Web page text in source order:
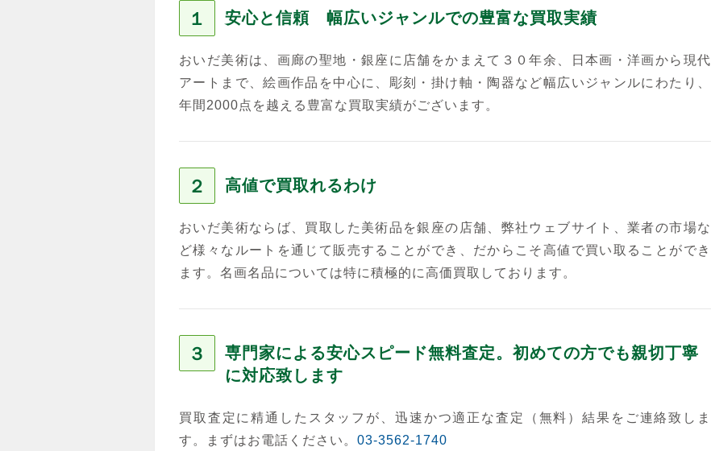
１ 安心と信頼 幅広いジャンルでの豊富な買取実績
おいだ美術は、画廊の聖地・銀座に店舗をかまえて３０年余、日本画・洋画から現代
アートまで、絵画作品を中心に、彫刻・掛け軸・陶器など幅広いジャンルにわたり、
年間2000点を越える豊富な買取実績がございます。
２ 高値で買取れるわけ
おいだ美術ならば、買取した美術品を銀座の店舗、弊社ウェブサイト、業者の市場な
ど様々なルートを通じて販売することができ、だからこそ高値で買い取ることができ
ます。名画名品については特に積極的に高価買取しております。
３
専門家による安心スピード無料査定。初めての方でも親切丁寧
に対応致します
買取査定に精通したスタッフが、迅速かつ適正な査定（無料）結果をご連絡致しま
す。まずはお電話ください。 03-3562-1740